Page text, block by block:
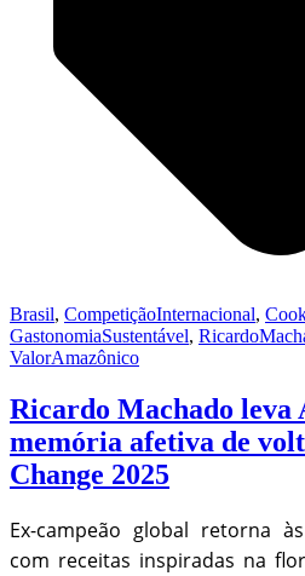
Brasil, CompetiçãoInternacional,
GastonomiaSustentável,
ValorAmazônico
Ricardo Machado leva
memória afetiva de
Change 2025
Ex-campeão global retorna
com receitas inspiradas na